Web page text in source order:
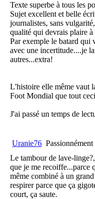
Texte superbe à tous les
Sujet excellent et belle
journalistes, sans
qualité qui devrais plaire
Par exemple le batard qui
avec une incertitude....je
autres...extra!
L'histoire elle même vaut
Foot Mondial que tout
J'ai passé un temps de
Uranie76 Passionnément
Le tambour de lave-
que je me recoiffe...parce
même combiné à un
respirer parce que ça
court, ça saute.